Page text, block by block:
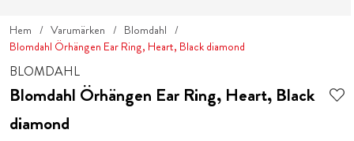
Hem Varumärken
Blomdahl
Blomdahl Örhängen Ear Ring, Heart, Black diamond
BLOMDAHL
Blomdahl Örhängen Ear Ring, Heart, Black
diamond